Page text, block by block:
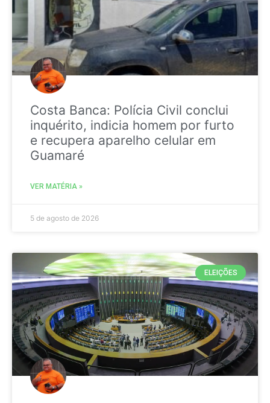
Costa Banca: Polícia Civil conclui
inquérito, indicia homem por furto
e recupera aparelho celular em
Guamaré
VER MATÉRIA »
5 de agosto de 2026
ELEIÇÕES